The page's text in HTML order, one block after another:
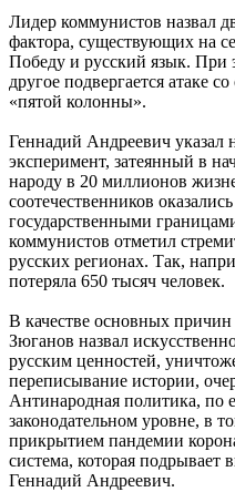
Лидер коммунистов назвал
фактора, существующих на
Победу и русский язык. При
другое подвергается атаке
«пятой колонны».
Геннадий Андреевич указал
эксперимент, затеянный в
народу в 20 миллионов
соотечественников
государственными
коммунистов отметил
русских регионах. Так,
потеряла 650 тысяч человек.
В качестве основных
Зюганов назвал
русским ценностей,
переписывание истории,
Антинародная политика, по
законодательном уровне, в
прикрытием пандемии
система, которая подрывает
Геннадий Андреевич.